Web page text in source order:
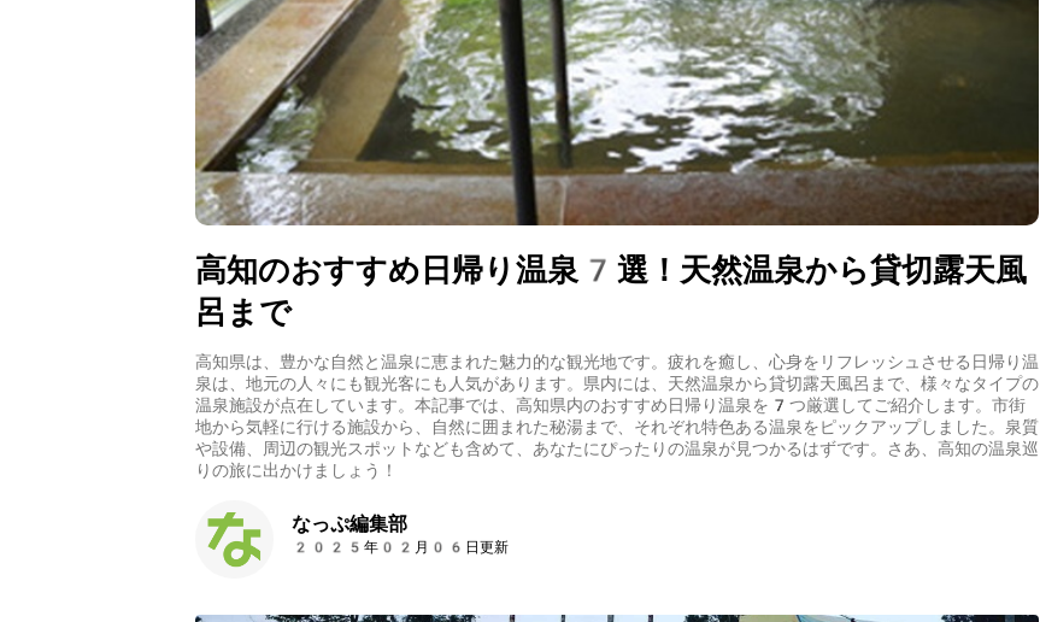
高知のおすすめ日帰り温泉7選！天然温泉から貸切露天風
呂まで
高知県は、豊かな自然と温泉に恵まれた魅力的な観光地です。疲れを癒し、心身をリフレッシュさせる日帰り温
泉は、地元の人々にも観光客にも人気があります。県内には、天然温泉から貸切露天風呂まで、様々なタイプの
温泉施設が点在しています。本記事では、高知県内のおすすめ日帰り温泉を7つ厳選してご紹介します。市街
地から気軽に行ける施設から、自然に囲まれた秘湯まで、それぞれ特色ある温泉をピックアップしました。泉質
や設備、周辺の観光スポットなども含めて、あなたにぴったりの温泉が見つかるはずです。さあ、高知の温泉巡
りの旅に出かけましょう！
なっぷ編集部
2025年02月06日更新